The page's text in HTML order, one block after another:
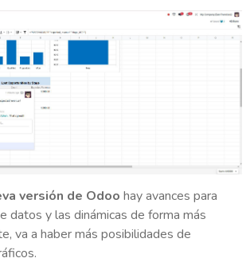
versión de Odoo hay avances para
datos y las dinámicas de forma más
va a haber más posibilidades de